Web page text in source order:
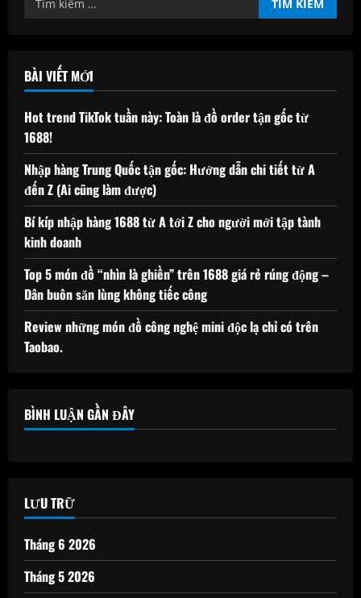
kiếm
BÀI VIẾT MỚI
Hot trend TikTok tuần này: Toàn là đồ order tận gốc từ
1688!
Nhập hàng Trung Quốc tận gốc: Hướng dẫn chi tiết từ A
đến Z (Ai cũng làm được)
Bí kíp nhập hàng 1688 từ A tới Z cho người mới tập tành
kinh doanh
Top 5 món đồ “nhìn là ghiền” trên 1688 giá rẻ rúng động –
Dân buôn săn lùng không tiếc công
Review những món đồ công nghệ mini độc lạ chỉ có trên
Taobao.
BÌNH LUẬN GẦN ĐÂY
LƯU TRỮ
Tháng 6 2026
Tháng 5 2026